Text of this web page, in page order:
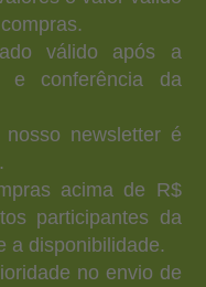
válido após a
e conferência da
newsletter é
acima de R$
participantes da
a disponibilidade.
no envio de